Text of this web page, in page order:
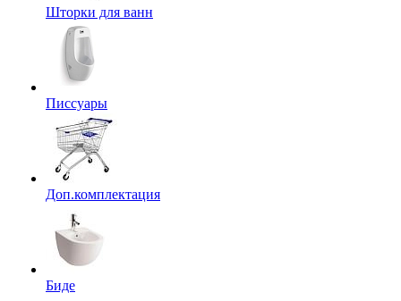
Шторки для ванн
Писсуары
Доп.комплектация
Биде